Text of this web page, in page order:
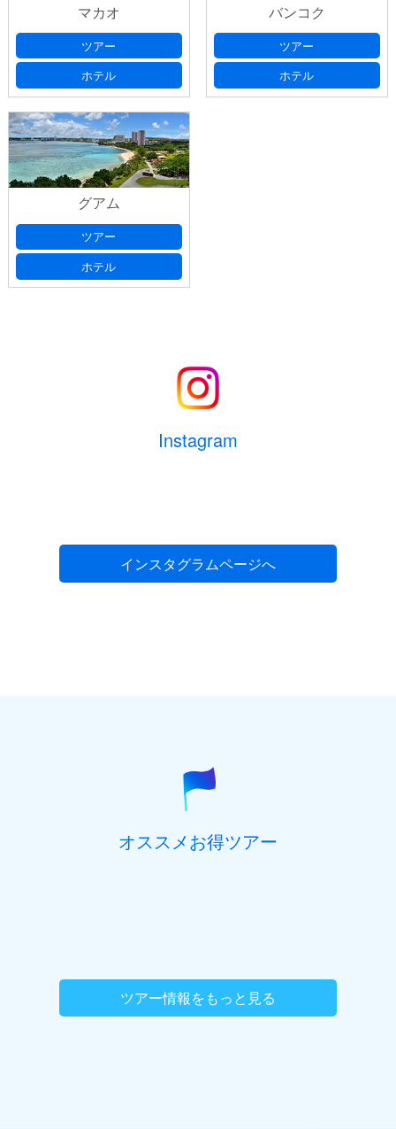
マカオ
ツアー
ホテル
バンコク
ツアー
ホテル
グアム
ツアー
ホテル
Instagram
インスタグラムページへ
オススメお得ツアー
ツアー情報をもっと見る